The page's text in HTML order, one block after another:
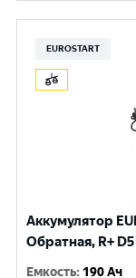
EUROSTART
Аккумулятор
Обратная, R+
Емкость: 190 Ач